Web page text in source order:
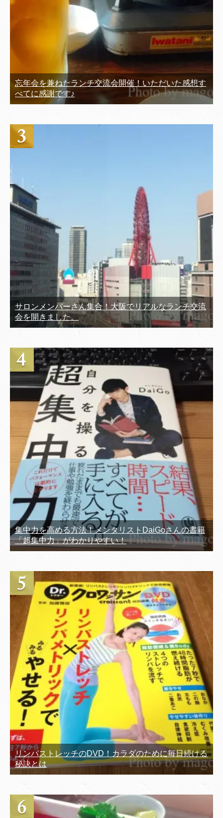
忘年会を兼ねたランチ交流会開催！いただいた感想す
べてに感謝です♪
サロンメンバーさん集合！大阪でリアルなランチ交流
会を開きました。
集中力を高める方法！メンタリストDaiGoさんの書籍
「超集中力」がわかりやすい！
リンパストレッチのDVD！カラダのために毎日続ける
秘訣とは